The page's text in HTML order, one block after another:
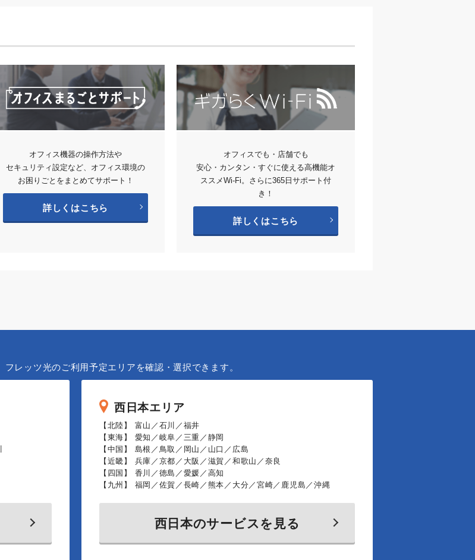
オフィス機器の操作方法や
セキュリティ設定など、オフィス環境の
お困りごとをまとめてサポート！
詳しくはこちら
オフィスでも・店舗でも
安心・カンタン・すぐに使える高機能オ
ススメWi-Fi。さらに365日サポート付
き！
詳しくはこちら
フレッツ光のご利用予定エリアを確認・選択できます。
西日本エリア
【北陸】 富山／石川／福井
【東海】 愛知／岐阜／三重／静岡
【中国】 島根／鳥取／岡山／山口／広島
【近畿】 兵庫／京都／大阪／滋賀／和歌山／奈良
【四国】 香川／徳島／愛媛／高知
【九州】 福岡／佐賀／長崎／熊本／大分／宮崎／鹿児島／沖縄
西日本のサービスを見る